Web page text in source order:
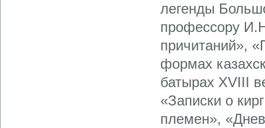
легенды
профессору
причитаний»,
формах
батырах XVIII
«Записки о
племен»,